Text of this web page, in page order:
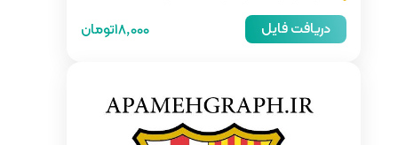
18,000تومان